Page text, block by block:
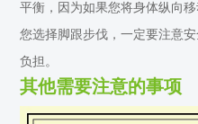
平衡，因为如果您将身体纵向
您选择脚跟步伐，一定要注意
负担。
其他需要注意的事项